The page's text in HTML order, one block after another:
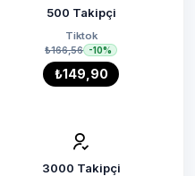
500 Takipçi
Tiktok
₺166,56 -10%
₺149,90
3000 Takipçi